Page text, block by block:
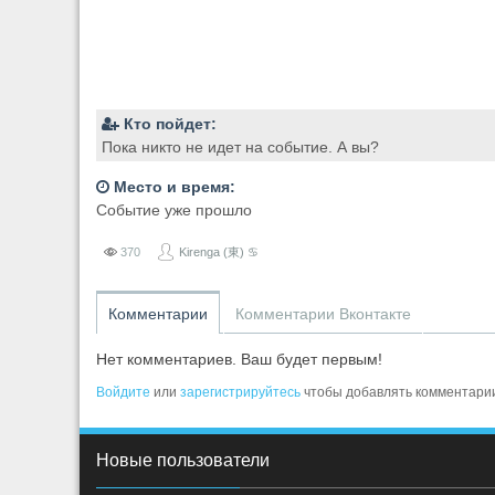
Кто пойдет:
Пока никто не идет на событие. А вы?
Место и время:
Событие уже прошло
370 Kirenga (東) ♋
Комментарии Комментарии Вконтакте
Нет комментариев. Ваш будет первым!
Войдите или зарегистрируйтесь чтобы добавлять
Новые пользователи